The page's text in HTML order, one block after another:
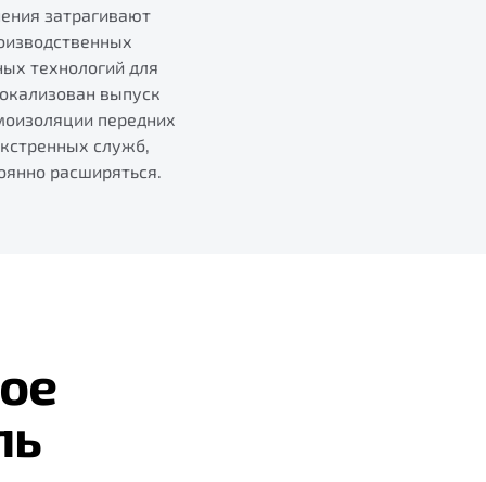
затрагивают
технологий для
выпуск
передних
служб,
расширяться.